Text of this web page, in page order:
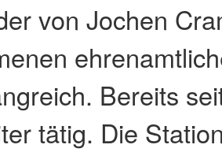
von Jochen
Bereits
tätig. Die